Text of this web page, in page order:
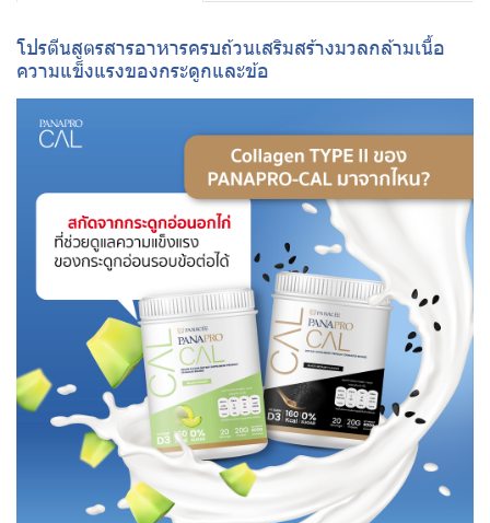
โปรตีนสูตรสารอาหารครบถ้วนเสริมสร้างมวลกล้ามเนื้อ
ความแข็งแรงของกระดูกและข้อ